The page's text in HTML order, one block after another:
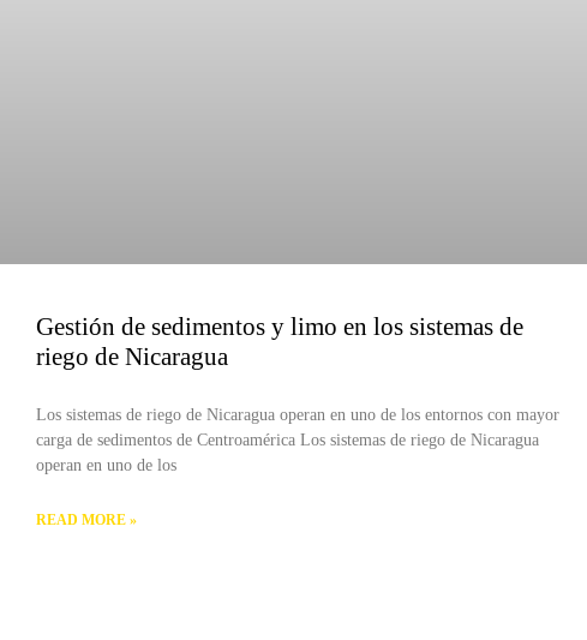
Gestión de sedimentos y limo en los sistemas de
riego de Nicaragua
Los sistemas de riego de Nicaragua operan en uno de los entornos con mayor
carga de sedimentos de Centroamérica Los sistemas de riego de Nicaragua
operan en uno de los
READ MORE »